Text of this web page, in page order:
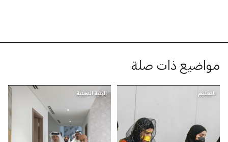
مواضيع ذات صلة
التعليم البنية التحتية